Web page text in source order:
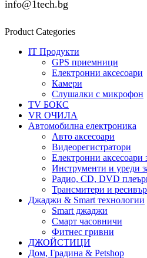
info@1tech.bg
Product Categories
IT Продукти
GPS приемници
Електронни аксесоари
Камери
Слушалки с микрофон
TV БОКС
VR ОЧИЛА
Автомобилна електроника
Авто аксесоари
Видеорегистратори
Електронни аксесоари
Инструменти и уреди
Радио, CD, DVD
Трансмитери и
Джаджи & Smart технологии
Smart джаджи
Смарт часовничи
Фитнес гривни
ДЖОЙСТИЦИ
Дом, Градина & Petshop